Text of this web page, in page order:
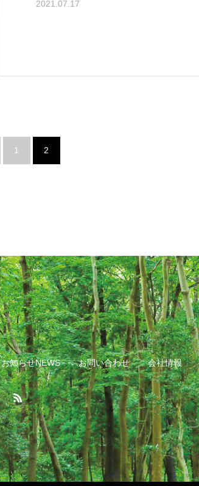
2021.07.17
1 2
お知らせNEWS お問い合わせ 会社情報